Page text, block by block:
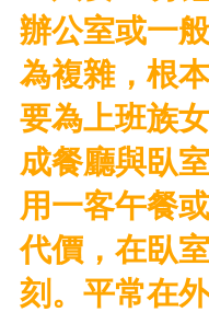
辦公室或一
為複雜，根
要為上班族
成餐廳與臥
用一客午餐
代價，在臥
刻。平常在